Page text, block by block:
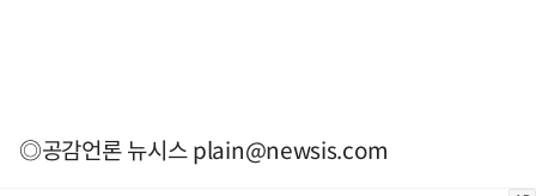
◎공감언론 뉴시스plain@newsis.com